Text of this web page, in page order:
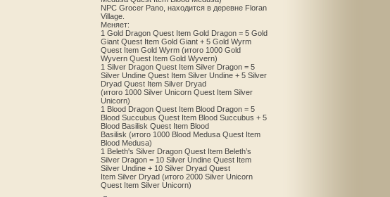
NPC Grocer Pano, находится в деревне Floran
Village.
Меняет:
1 Gold Dragon Quest Item Gold Dragon = 5 Gold
Giant Quest Item Gold Giant + 5 Gold Wyrm
Quest Item Gold Wyrm (итого 1000 Gold
Wyvern Quest Item Gold Wyvern)
1 Silver Dragon Quest Item Silver Dragon = 5
Silver Undine Quest Item Silver Undine + 5 Silver
Dryad Quest Item Silver Dryad
(итого 1000 Silver Unicorn Quest Item Silver
Unicorn)
1 Blood Dragon Quest Item Blood Dragon = 5
Blood Succubus Quest Item Blood Succubus + 5
Blood Basilisk Quest Item Blood
Basilisk (итого 1000 Blood Medusa Quest Item
Blood Medusa)
1 Beleth's Silver Dragon Quest Item Beleth’s
Silver Dragon = 10 Silver Undine Quest Item
Silver Undine + 10 Silver Dryad Quest
Item Silver Dryad (итого 2000 Silver Unicorn
Quest Item Silver Unicorn)